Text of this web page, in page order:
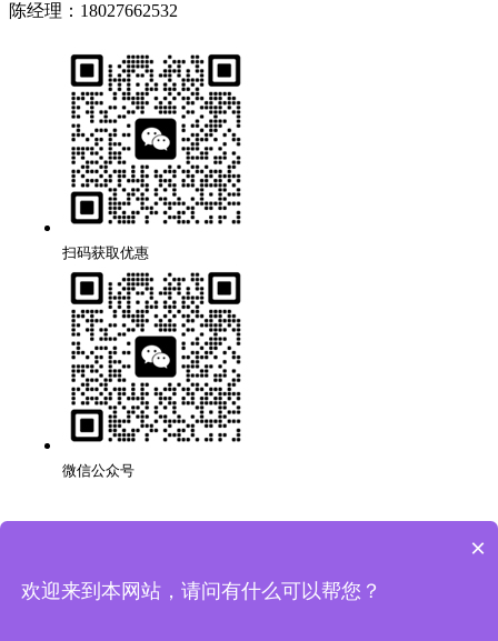
陈经理：18027662532
扫码获取优惠
微信公众号
版权所有：深圳市万创科技有限公司粤ICP备14001694号
×
欢迎来到本网站，请问有什么可以帮您？